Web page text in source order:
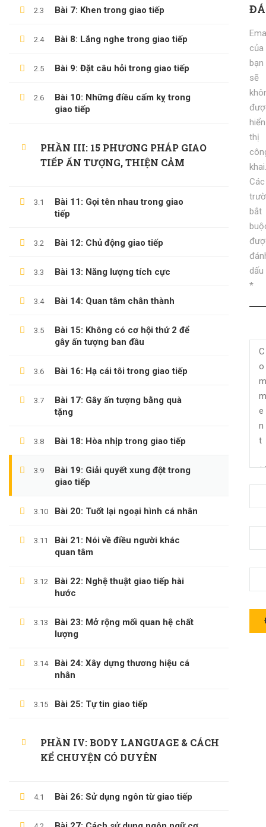
2.3 Bài 7: Khen trong giao tiếp
2.4 Bài 8: Lắng nghe trong giao tiếp
2.5 Bài 9: Đặt câu hỏi trong giao tiếp
2.6
Bài 10: Những điều cấm kỵ trong
giao tiếp
PHẦN III: 15 PHƯƠNG PHÁP GIAO
TIẾP ẤN TƯỢNG, THIỆN CẢM
3.1
Bài 11: Gọi tên nhau trong giao
tiếp
3.2 Bài 12: Chủ động giao tiếp
3.3 Bài 13: Năng lượng tích cực
3.4 Bài 14: Quan tâm chân thành
3.5
Bài 15: Không có cơ hội thứ 2 để
gây ấn tượng ban đầu
3.6 Bài 16: Hạ cái tôi trong giao tiếp
3.7
Bài 17: Gây ấn tượng bằng quà
tặng
3.8 Bài 18: Hòa nhịp trong giao tiếp
3.9
Bài 19: Giải quyết xung đột trong
giao tiếp
3.10 Bài 20: Tuốt lại ngoại hình cá nhân
3.11
Bài 21: Nói về điều người khác
quan tâm
3.12
Bài 22: Nghệ thuật giao tiếp hài
hước
3.13
Bài 23: Mở rộng mối quan hệ chất
lượng
3.14
Bài 24: Xây dựng thương hiệu cá
nhân
3.15 Bài 25: Tự tin giao tiếp
PHẦN IV: BODY LANGUAGE & CÁCH
KỂ CHUYỆN CÓ DUYÊN
4.1 Bài 26: Sử dụng ngôn từ giao tiếp
của
bạn
sẽ
hiển
thị
khai.
Các
bắt
dấu
*
500,000 ₫ 99,000 ₫
Tổng Quan Về Khởi Nghiệp
600,000 ₫99,000 ₫
(0)347658345
duymillionaires @gmail.com
LÊ TRỌNG DUY
Liên Hệ
Hợp Tác Giảng Dạy
THÔNG TIN HỖ TRỢ
Câu Hỏi Thường Gặp
Chính Sách & Điều Khoản
Đăng Ký Affiliate
Sách